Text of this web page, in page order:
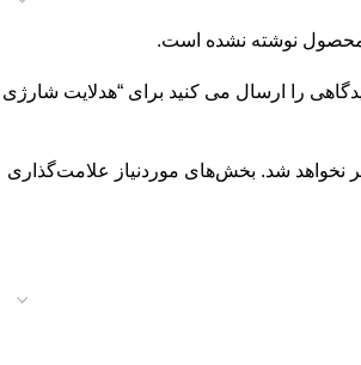
محصول نوشته نشده است.
را ارسال می کنید برای “هدلایت شارژی
نخواهد شد. بخش‌های موردنیاز علامت‌گذاری